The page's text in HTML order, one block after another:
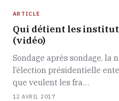
ARTICLE
Qui détient les
(vidéo)
Sondage après sondage, la
l’élection présidentielle
que veulent les fra…
12 AVRIL 2017